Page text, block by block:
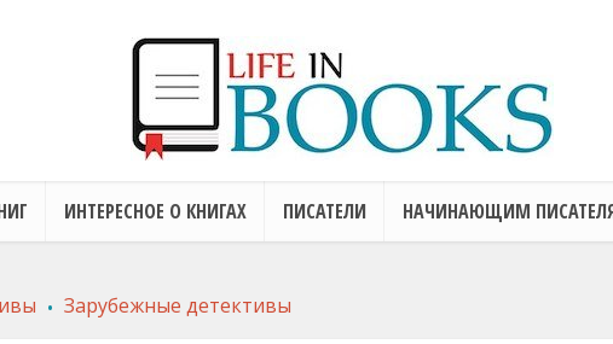
ИНТЕРЕСНОЕ О КНИГАХ ПИСАТЕЛИ НАЧИНАЮЩИМ
. Зарубежные детективы